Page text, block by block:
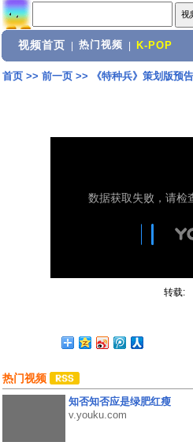
视频首页 热门视频 K-POP
首页>> 前一页>> 《特种兵》策划版预
转载:
热门视频
知否知否应是绿肥红瘦
v.youku.com